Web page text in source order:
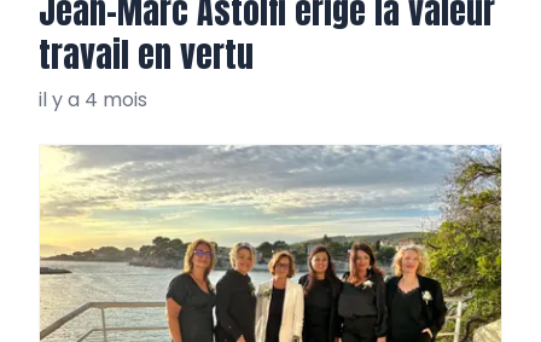
Jean-Marc Astolfi érige la valeur
travail en vertu
il y a 4 mois